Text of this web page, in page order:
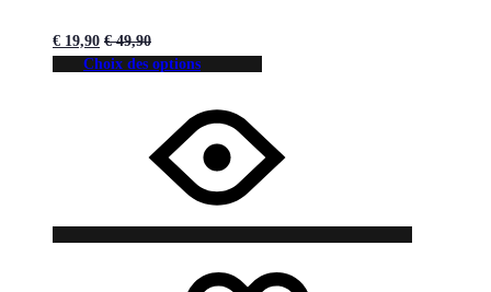
€ 19,90 €49,90
Choix des options